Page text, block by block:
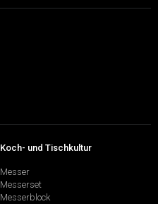
Koch- und Tischkultur
Messer
Messerset
Messerblock